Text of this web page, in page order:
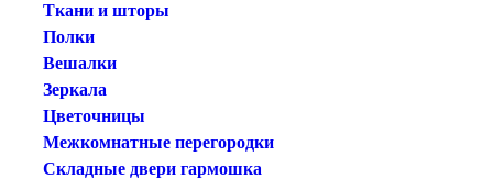
Ткани и шторы
Полки
Вешалки
Зеркала
Цветочницы
Межкомнатные перегородки
Складные двери гармошка